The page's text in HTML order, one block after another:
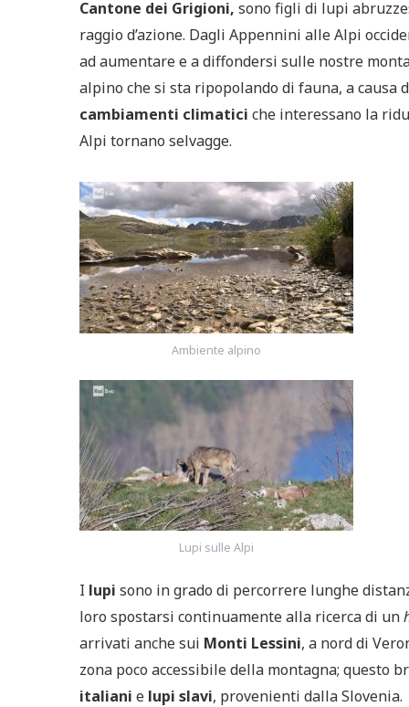
Cantone dei Grigioni, sono figli di lupi
raggio d’azione. Dagli Appennini alle Alpi
ad aumentare e a diffondersi sulle nostre
alpino che si sta ripopolando di fauna, a causa
cambiamenti climatici che interessano la
Alpi tornano selvagge.
Ambiente alpino
Lupi sulle Alpi
I lupi sono in grado di percorrere lunghe
loro spostarsi continuamente alla ricerca di un
arrivati anche sui Monti Lessini, a nord di
zona poco accessibile della montagna; questo
italiani e lupi slavi, provenienti dalla Slovenia.